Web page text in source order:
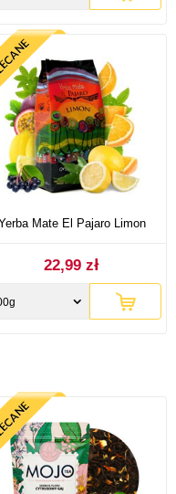
Mate El Pajaro Limon
22,99 zł